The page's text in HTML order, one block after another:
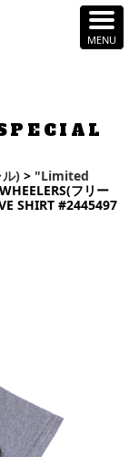
ル) > "Limited
フリー
SHIRT #2445497